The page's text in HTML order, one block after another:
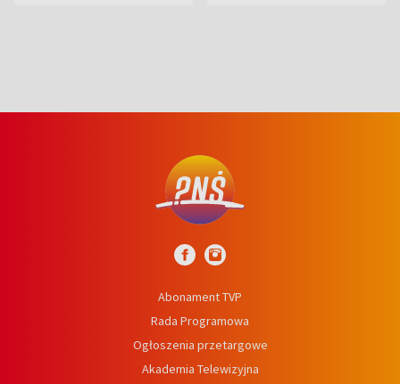
Abonament TVP
Rada Programowa
Ogłoszenia przetargowe
Akademia Telewizyjna